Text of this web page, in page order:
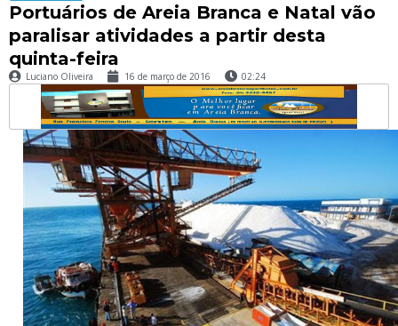
Portuários de Areia Branca e Natal vão
paralisar atividades a partir desta
quinta-feira
Luciano Oliveira 16 de março de 2016 02:24